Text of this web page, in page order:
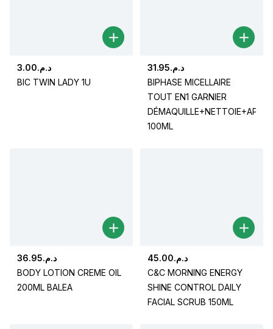
د.م.3.00
BIC TWIN LADY 1U
د.م.31.95
BIPHASE MICELLAIRE
TOUT EN1 GARNIER
100ML
د.م.36.95
BODY LOTION CREME OIL
200ML BALEA
د.م.45.00
C&C MORNING ENERGY
SHINE CONTROL DAILY
FACIAL SCRUB 150ML